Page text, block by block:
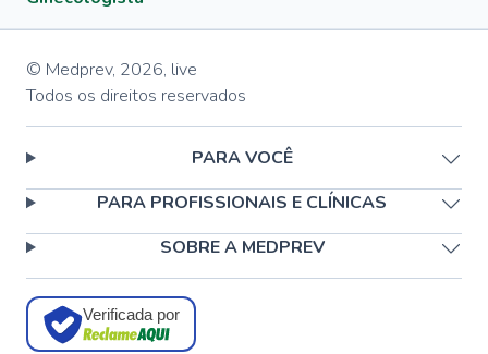
© Medprev, 2026, live
Todos os direitos reservados
PARA VOCÊ
PARA PROFISSIONAIS E CLÍNICAS
SOBRE A MEDPREV
Verificada por